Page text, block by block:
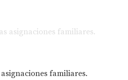
familiares.